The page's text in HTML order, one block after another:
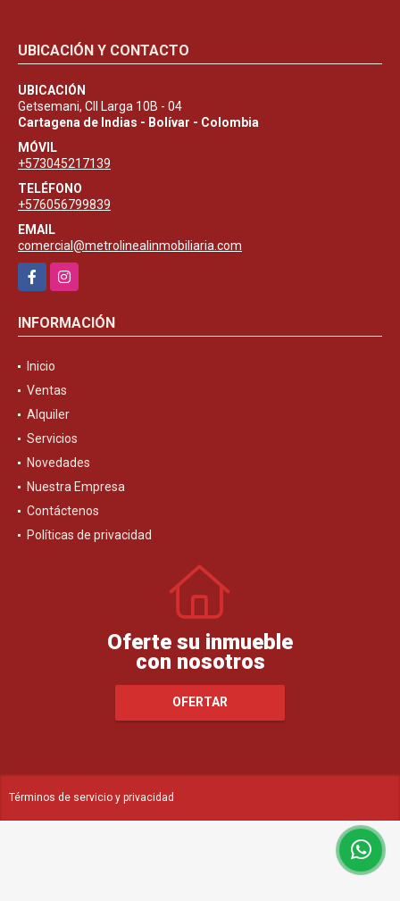
UBICACIÓN Y CONTACTO
UBICACIÓN
Getsemani, Cll Larga 10B - 04
Cartagena de Indias - Bolívar - Colombia
MÓVIL
+573045217139
TELÉFONO
+576056799839
EMAIL
comercial@metrolinealinmobiliaria.com
FacebookInstagram
INFORMACIÓN
Inicio
Ventas
Alquiler
Servicios
Novedades
Nuestra Empresa
Contáctenos
Políticas de privacidad
Oferte su inmueble
con nosotros
OFERTAR
Términos de servicio y privacidad